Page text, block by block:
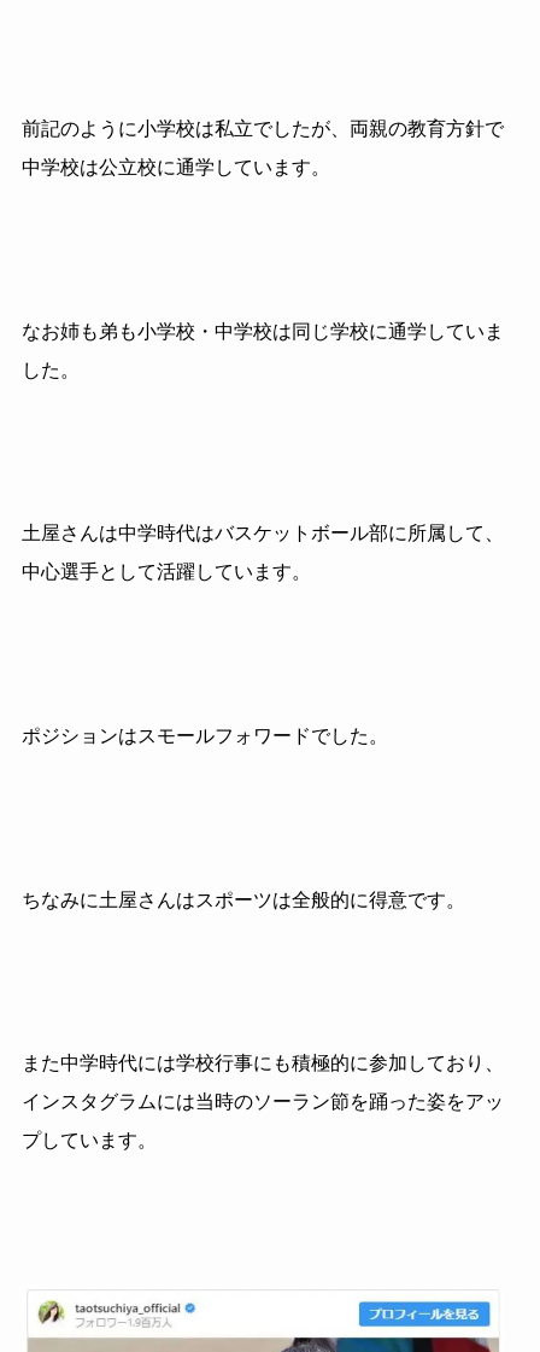
前記のように小学校は私立でしたが、両親の教育方針で
中学校は公立校に通学しています。
なお姉も弟も小学校・中学校は同じ学校に通学していま
した。
土屋さんは中学時代はバスケットボール部に所属して、
中心選手として活躍しています。
ポジションはスモールフォワードでした。
ちなみに土屋さんはスポーツは全般的に得意です。
また中学時代には学校行事にも積極的に参加しており、
インスタグラムには当時のソーラン節を踊った姿をアッ
プしています。